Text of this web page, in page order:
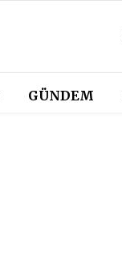
GÜNDEM